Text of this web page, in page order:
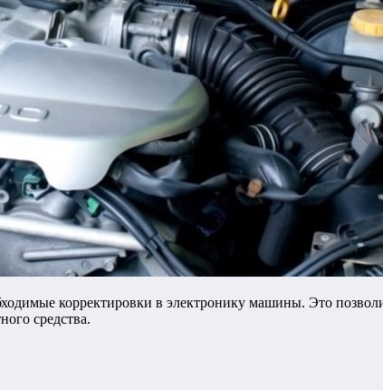
корректировки в электронику машины. Это
средства.